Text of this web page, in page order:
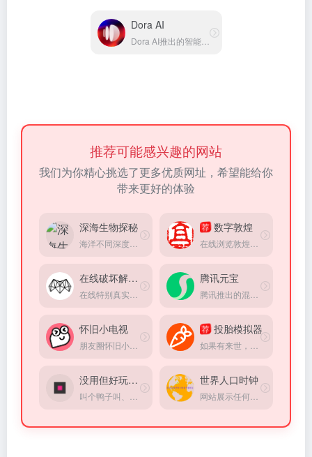
Dora AI
Dora AI推出的智能网站生成平台
推荐可能感兴趣的网站
我们为你精心挑选了更多优质网址，希望能给你
带来更好的体验
深海生物探秘
海洋不同深度都有什么生物
荐 数字敦煌
在线浏览敦煌，可浏览经典洞窟、经典壁画等
在线破坏解压器
在线特别真实的破碎超级立方体小游戏模拟器，方式超级解压
腾讯元宝
腾讯推出的混元大模型AI助手
怀旧小电视
朋友圈怀旧小电视，重温经典小品，童年回忆，情怀满满。在线观看小品，分享快乐，打造专属怀旧空间。
荐 投胎模拟器
如果有来世，你会出生在哪里？
没用但好玩的小游戏
叫个鸭子叫、戳个按钮弹窗，超适合打发碎片时间。
世界人口时钟
网站展示任何国家目前人口的实时统计，出生，死亡，净迁移和人口增长